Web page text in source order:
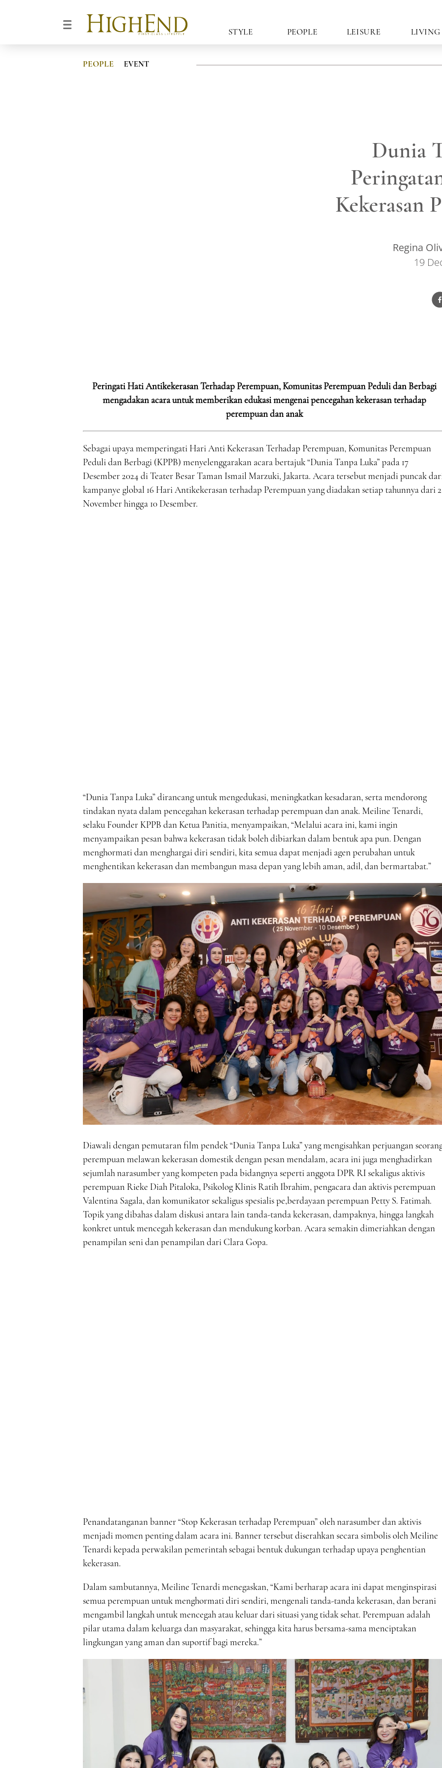
STYLE PEOPLE LEISURE LIVING
PEOPLE EVENT
Dunia
Kekerasan
Regina
19
Peringati Hati Antikekerasan Terhadap Perempuan, Komunitas Perempuan Peduli dan Berbagi
mengadakan acara untuk memberikan edukasi mengenai pencegahan kekerasan terhadap
perempuan dan anak
Sebagai upaya memperingati Hari Anti Kekerasan Terhadap Perempuan, Komunitas Perempuan
Peduli dan Berbagi (KPPB) menyelenggarakan acara bertajuk “Dunia Tanpa Luka” pada 17
Desember 2024 di Teater Besar Taman Ismail Marzuki, Jakarta. Acara tersebut menjadi puncak
kampanye global 16 Hari Antikekerasan terhadap Perempuan yang diadakan setiap tahunnya dari
November hingga 10 Desember.
“Dunia Tanpa Luka” dirancang untuk mengedukasi, meningkatkan kesadaran, serta mendorong
tindakan nyata dalam pencegahan kekerasan terhadap perempuan dan anak. Meiline Tenardi,
selaku Founder KPPB dan Ketua Panitia, menyampaikan, “Melalui acara ini, kami ingin
menyampaikan pesan bahwa kekerasan tidak boleh dibiarkan dalam bentuk apa pun. Dengan
menghormati dan menghargai diri sendiri, kita semua dapat menjadi agen perubahan untuk
menghentikan kekerasan dan membangun masa depan yang lebih aman, adil, dan bermartabat.”
Diawali dengan pemutaran film pendek “Dunia Tanpa Luka” yang mengisahkan perjuangan
perempuan melawan kekerasan domestik dengan pesan mendalam, acara ini juga menghadirkan
sejumlah narasumber yang kompeten pada bidangnya seperti anggota DPR RI sekaligus aktivis
perempuan Rieke Diah Pitaloka, Psikolog Klinis Ratih Ibrahim, pengacara dan aktivis perempuan
Valentina Sagala, dan komunikator sekaligus spesialis pe,berdayaan perempuan Petty S. Fatimah.
Topik yang dibahas dalam diskusi antara lain tanda-tanda kekerasan, dampaknya, hingga langkah
konkret untuk mencegah kekerasan dan mendukung korban. Acara semakin dimeriahkan dengan
penampilan seni dan penampilan dari Clara Gopa.
Penandatanganan banner “Stop Kekerasan terhadap Perempuan” oleh narasumber dan aktivis
menjadi momen penting dalam acara ini. Banner tersebut diserahkan secara simbolis oleh Meiline
Tenardi kepada perwakilan pemerintah sebagai bentuk dukungan terhadap upaya penghentian
kekerasan.
Dalam sambutannya, Meiline Tenardi menegaskan, “Kami berharap acara ini dapat menginspirasi
semua perempuan untuk menghormati diri sendiri, mengenali tanda-tanda kekerasan, dan berani
mengambil langkah untuk mencegah atau keluar dari situasi yang tidak sehat. Perempuan adalah
pilar utama dalam keluarga dan masyarakat, sehingga kita harus bersama-sama menciptakan
lingkungan yang aman dan suportif bagi mereka.”